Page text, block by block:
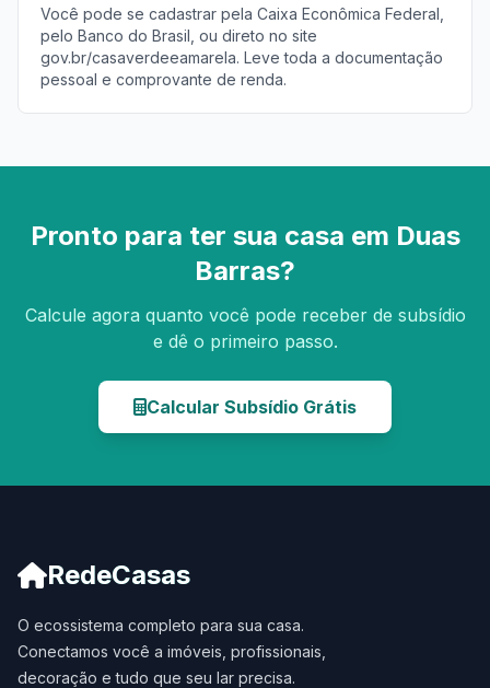
Você pode se cadastrar pela Caixa Econômica Federal,
pelo Banco do Brasil, ou direto no site
gov.br/casaverdeeamarela. Leve toda a documentação
pessoal e comprovante de renda.
Pronto para ter sua casa em Duas
Barras?
Calcule agora quanto você pode receber de subsídio
e dê o primeiro passo.
Calcular Subsídio Grátis
RedeCasas
O ecossistema completo para sua casa.
Conectamos você a imóveis, profissionais,
decoração e tudo que seu lar precisa.